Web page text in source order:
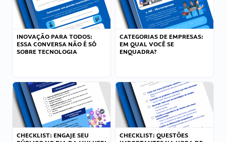
INOVAÇÃO PARA TODOS:
ESSA CONVERSA NÃO É SÓ
SOBRE TECNOLOGIA
CATEGORIAS DE EMPRESAS:
EM QUAL VOCÊ SE
ENQUADRA?
CHECKLIST: ENGAJE SEU
CHECKLIST: QUESTÕES